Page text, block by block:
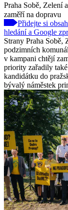
Praha Sobě, Zelení
zaměří na dopravu
Přidejte si
hledání a Google
Strany Praha
podzimních
v kampani chtějí
priority zařadily
kandidátku do
bývalý náměstek